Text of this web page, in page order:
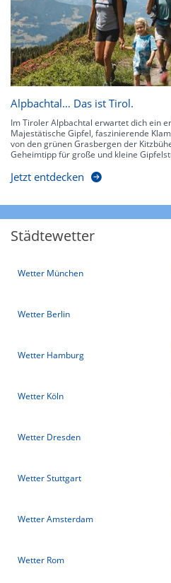
Alpbachtal… Das ist Tirol.
Im Tiroler Alpbachtal erwartet dich ein
Majestätische Gipfel, faszinierende
von den grünen Grasbergen der
Geheimtipp für große und kleine
Jetzt entdecken
Städtewetter
Wetter München
Wetter Berlin
Wetter Hamburg
Wetter Köln
Wetter Dresden
Wetter Stuttgart
Wetter Amsterdam
Wetter Rom